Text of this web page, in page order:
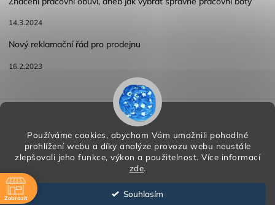
Používáme cookies, abychom Vám umožnili pohodlné
prohlížení webu a díky analýze provozu webu neustále
zlepšovali jeho funkce, výkon a použitelnost. Více informací
zde.
Souhlasím
14.3.2024
Nový reklamační řád pro prodejnu
16.2.2023
Reklamace a vracení zboží
Podmínky ochrany osobních údajů
Copyright 2026 HORA PP s.r.o.
Shoptet | Design
Zobrazit